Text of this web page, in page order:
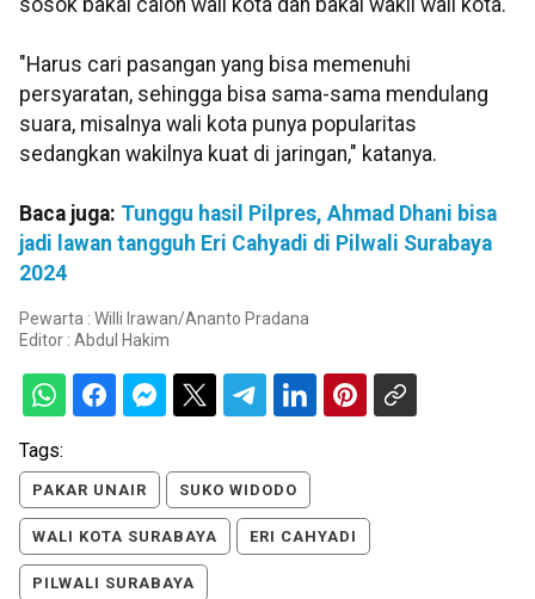
sosok bakal calon wali kota dan bakal wakil wali kota.
"Harus cari pasangan yang bisa memenuhi
persyaratan, sehingga bisa sama-sama mendulang
suara, misalnya wali kota punya popularitas
sedangkan wakilnya kuat di jaringan," katanya.
Baca juga: Tunggu hasil Pilpres, Ahmad Dhani bisa
jadi lawan tangguh Eri Cahyadi di Pilwali Surabaya
2024
Pewarta : Willi Irawan/Ananto Pradana
Editor : Abdul Hakim
Tags:
PAKAR UNAIR SUKO WIDODO
WALI KOTA SURABAYA ERI CAHYADI
PILWALI SURABAYA